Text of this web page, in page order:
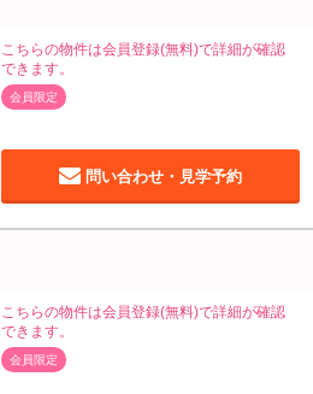
会員限定
こちらの物件は会員登録(無料)で詳細が確認
できます。
問い合わせ・見学予約
会員限定
こちらの物件は会員登録(無料)で詳細が確認
できます。